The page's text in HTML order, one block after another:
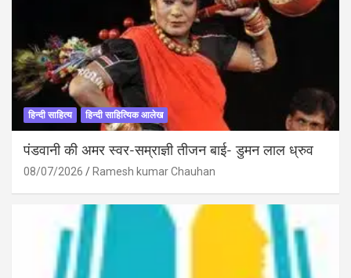
हिन्दी साहित्य हिन्दी साहित्यिक आलेख
पंडवानी की अमर स्वर-सम्राज्ञी तीजन बाई- डुमन लाल ध्रुव
08/07/2026 Ramesh kumar Chauhan